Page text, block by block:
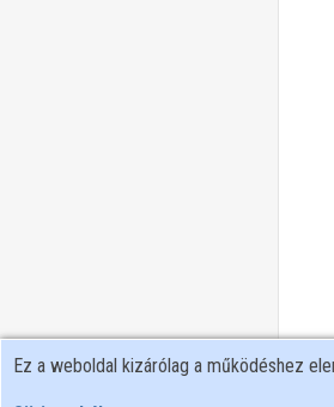
Ez a weboldal kizárólag a működéshez